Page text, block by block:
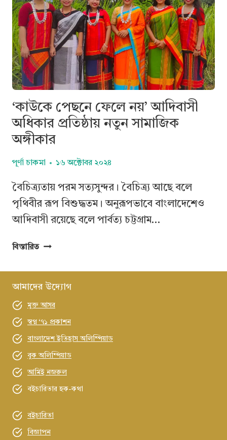
‘কাউকে পেছনে ফেলে নয়’ আদিবাসী
অধিকার প্রতিষ্ঠায় নতুন সামাজিক
অঙ্গীকার
পূর্ণা চাকমা ১৬ অক্টোবর ২০২৪
বৈচিত্র্যতায় পরম সত্যসুন্দর। বৈচিত্র্য আছে বলে
পৃথিবীর রূপ বিশুদ্ধতম। অনুরূপভাবে বাংলাদেশেও
আদিবাসী রয়েছে বলে পার্বত্য চট্টগ্রাম…
বিস্তারিত‘কাউকে
ফেলে
নয়’
অধিকার
প্রতিষ্ঠায়
অঙ্গীকার
আমাদের উদ্যোগ
মুক্ত আসর
স্বপ্ন ‘৭১ প্রকাশন
বাংলাদেশ ইতিহাস অলিম্পিয়াড
বুক অলিম্পিয়াড
আমিই নজরুল
বইচারিতার হক-কথা
বইচারিতা
বিজ্ঞাপন